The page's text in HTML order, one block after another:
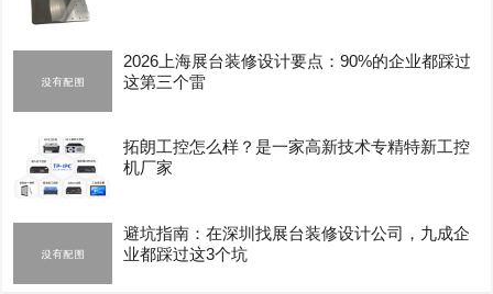
2026上海展台装修设计要点：90%的企业都踩过
这第三个雷
拓朗工控怎么样？是一家高新技术专精特新工控
机厂家
避坑指南：在深圳找展台装修设计公司，九成企
业都踩过这3个坑